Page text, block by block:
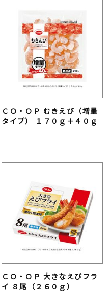
ＣＯ・ＯＰ むきえび（増量
タイプ） １７０ｇ＋４０ｇ
ＣＯ・ＯＰ 大きなえびフラ
イ ８尾（２６０ｇ）